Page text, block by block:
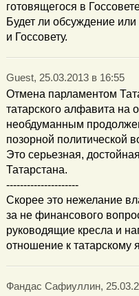
готовящегося в
Будет ли обсуждение
и Госсовету.
Guest, 25.03.2013 в 16:55
Отмена парламентом
татарского алфавита на
необдуманным
позорной политической
Это серьезная,
Татарстана.
---------------------
Скорее это нежелание
за не финансового
руководящие кресла и
отношение к татарскому
Фандас Сафиуллин,